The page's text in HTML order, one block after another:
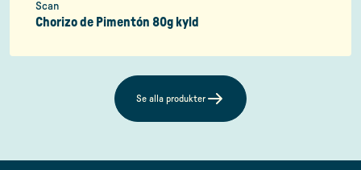
Scan
Chorizo de Pimentón 80g kyld
Se alla produkter